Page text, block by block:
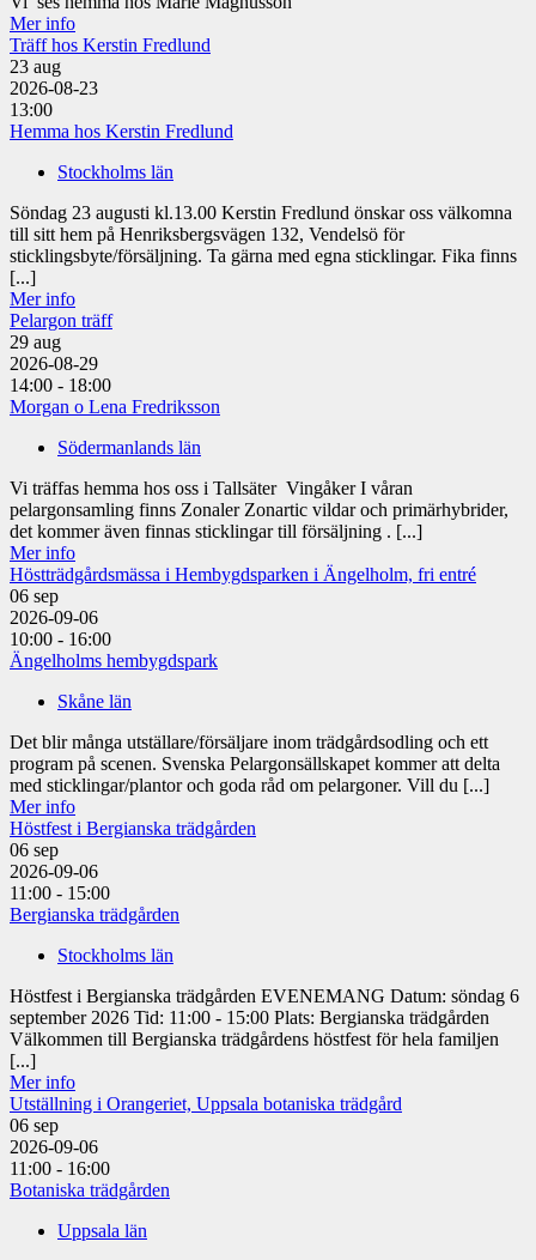
Mer info
Träff hos Kerstin Fredlund
23 aug
2026-08-23
13:00
Hemma hos Kerstin Fredlund
Stockholms län
Söndag 23 augusti kl.13.00 Kerstin Fredlund önskar oss välkomna
till sitt hem på Henriksbergsvägen 132, Vendelsö för
sticklingsbyte/försäljning. Ta gärna med egna sticklingar. Fika finns
[...]
Mer info
Pelargon träff
29 aug
2026-08-29
14:00 - 18:00
Morgan o Lena Fredriksson
Södermanlands län
Vi träffas hemma hos oss i Tallsäter Vingåker I våran
pelargonsamling finns Zonaler Zonartic vildar och primärhybrider,
det kommer även finnas sticklingar till försäljning . [...]
Mer info
Höstträdgårdsmässa i Hembygdsparken i Ängelholm, fri entré
06 sep
2026-09-06
10:00 - 16:00
Ängelholms hembygdspark
Skåne län
Det blir många utställare/försäljare inom trädgårdsodling och ett
program på scenen. Svenska Pelargonsällskapet kommer att delta
med sticklingar/plantor och goda råd om pelargoner. Vill du [...]
Mer info
Höstfest i Bergianska trädgården
06 sep
2026-09-06
11:00 - 15:00
Bergianska trädgården
Stockholms län
Höstfest i Bergianska trädgården EVENEMANG Datum: söndag 6
september 2026 Tid: 11:00 - 15:00 Plats: Bergianska trädgården
Välkommen till Bergianska trädgårdens höstfest för hela familjen
[...]
Mer info
Utställning i Orangeriet, Uppsala botaniska trädgård
06 sep
2026-09-06
11:00 - 16:00
Botaniska trädgården
Uppsala län